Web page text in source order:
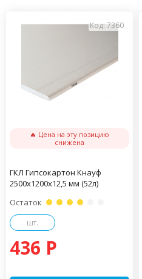
Код: 7360
🔥 Цена на эту позицию
снижена
ГКЛ Гипсокартон Кнауф
2500х1200х12,5 мм (52л)
Остаток
шт.
436 P